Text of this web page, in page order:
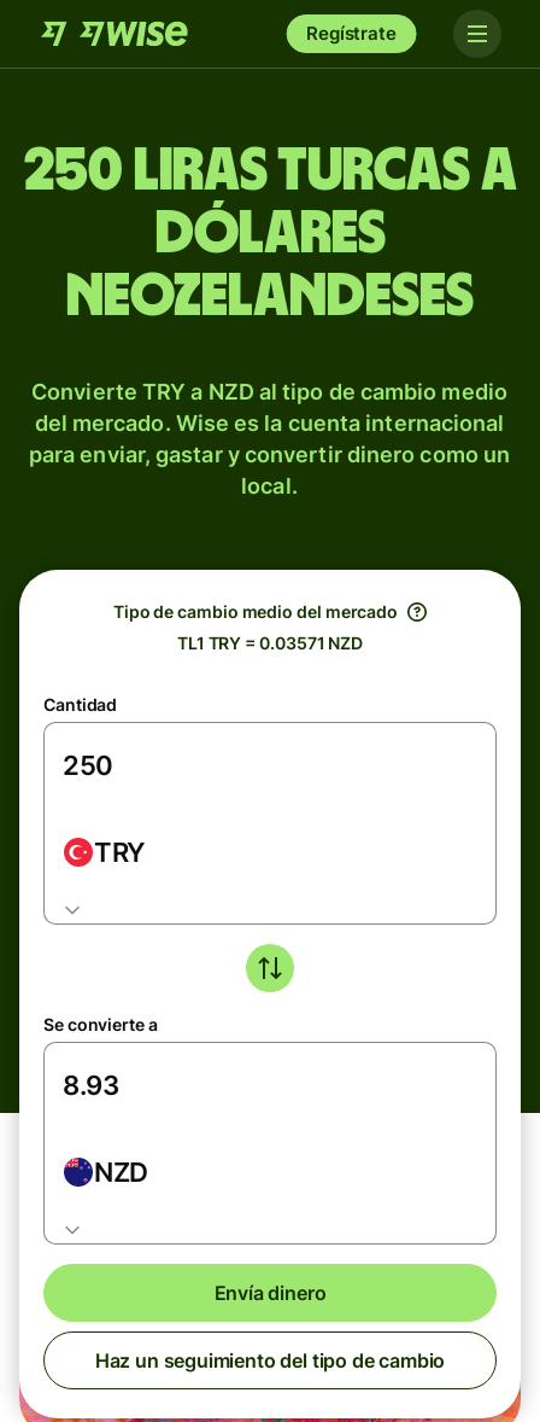
Regístrate
250 liras turcas a
dólares
neozelandeses
Convierte TRY a NZD al tipo de cambio medio
del mercado. Wise es la cuenta internacional
para enviar, gastar y convertir dinero como un
local.
Tipo de cambio medio del mercado
TL1 TRY = 0.03571 NZD
Cantidad
TRY
Se convierte a
NZD
Envía dinero
Haz un seguimiento del tipo de cambio